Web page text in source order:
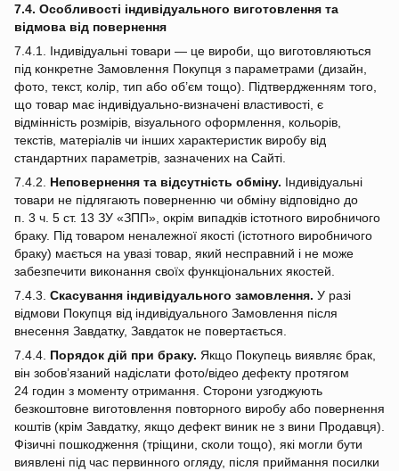
7.4. Особливості індивідуального виготовлення та
відмова від повернення
7.4.1. Індивідуальні товари — це вироби, що виготовляються
під конкретне Замовлення Покупця з параметрами (дизайн,
фото, текст, колір, тип або об’єм тощо). Підтвердженням того,
що товар має індивідуально‑визначені властивості, є
відмінність розмірів, візуального оформлення, кольорів,
текстів, матеріалів чи інших характеристик виробу від
стандартних параметрів, зазначених на Сайті.
7.4.2. Неповернення та відсутність обміну. Індивідуальні
товари не підлягають поверненню чи обміну відповідно до
п. 3 ч. 5 ст. 13 ЗУ «ЗПП», окрім випадків істотного виробничого
браку. Під товаром неналежної якості (істотного виробничого
браку) мається на увазі товар, який несправний і не може
забезпечити виконання своїх функціональних якостей.
7.4.3. Скасування індивідуального замовлення. У разі
відмови Покупця від індивідуального Замовлення після
внесення Завдатку, Завдаток не повертається.
7.4.4. Порядок дій при браку. Якщо Покупець виявляє брак,
він зобов’язаний надіслати фото/відео дефекту протягом
24 годин з моменту отримання. Сторони узгоджують
безкоштовне виготовлення повторного виробу або повернення
коштів (крім Завдатку, якщо дефект виник не з вини Продавця).
Фізичні пошкодження (тріщини, сколи тощо), які могли бути
виявлені під час первинного огляду, після приймання посилки